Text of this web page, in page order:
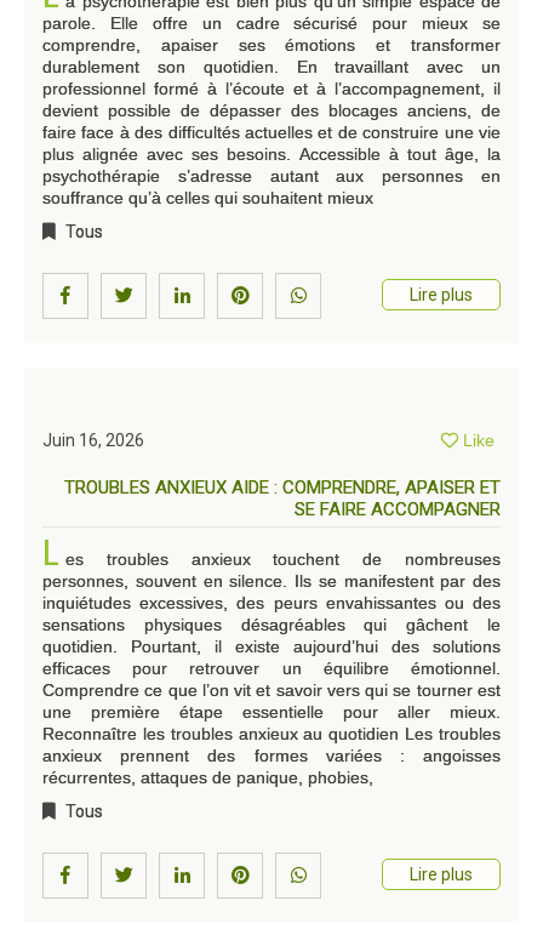
parole. Elle offre un cadre sécurisé pour mieux se
comprendre, apaiser ses émotions et transformer
durablement son quotidien. En travaillant avec un
professionnel formé à l’écoute et à l’accompagnement, il
devient possible de dépasser des blocages anciens, de
faire face à des difficultés actuelles et de construire une vie
plus alignée avec ses besoins. Accessible à tout âge, la
psychothérapie s’adresse autant aux personnes en
souffrance qu’à celles qui souhaitent mieux
Tous
Lire plus
Juin 16, 2026 Like
TROUBLES ANXIEUX AIDE : COMPRENDRE, APAISER ET
SE FAIRE ACCOMPAGNER
L es troubles anxieux touchent de nombreuses
personnes, souvent en silence. Ils se manifestent par des
inquiétudes excessives, des peurs envahissantes ou des
sensations physiques désagréables qui gâchent le
quotidien. Pourtant, il existe aujourd’hui des solutions
efficaces pour retrouver un équilibre émotionnel.
Comprendre ce que l’on vit et savoir vers qui se tourner est
une première étape essentielle pour aller mieux.
Reconnaître les troubles anxieux au quotidien Les troubles
anxieux prennent des formes variées : angoisses
récurrentes, attaques de panique, phobies,
Tous
Lire plus